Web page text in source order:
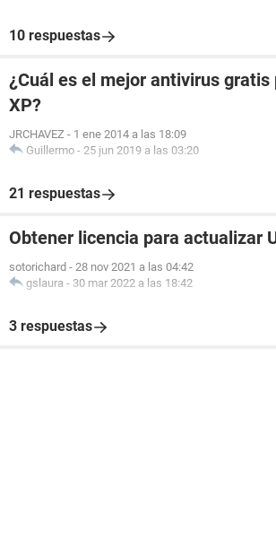
10 respuestas
¿Cuál es el mejor antivirus gratis
XP?
JRCHAVEZ - 1 ene 2014 a las 18:09
Guillermo - 25 jun 2019 a las 03:20
21 respuestas
Obtener licencia para actualizar
sotorichard - 28 nov 2021 a las 04:42
gslaura - 30 mar 2022 a las 18:42
3 respuestas